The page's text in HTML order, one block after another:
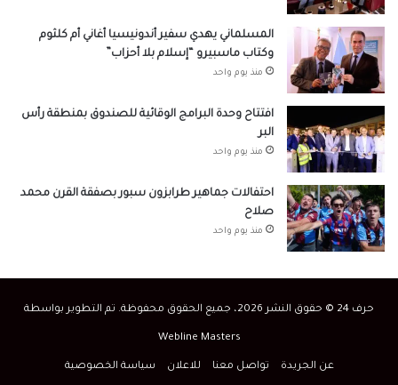
المسلماني يهدي سفير أندونيسيا أغاني أم كلثوم
وكتاب ماسبيرو “إسلام بلا أحزاب”
منذ يوم واحد
افتتاح وحدة البرامج الوقائية للصندوق بمنطقة رأس
البر
منذ يوم واحد
احتفالات جماهير طرابزون سبور بصفقة القرن محمد
صلاح
منذ يوم واحد
حرف 24 © حقوق النشر 2026، جميع الحقوق محفوظة. تم التطوير بواسطة
Webline Masters
عن الجريدة تواصل معنا للاعلان سياسة الخصوصية